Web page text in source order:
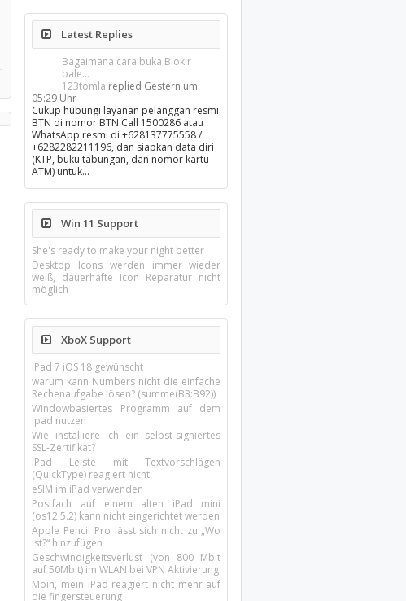
Latest Replies
Bagaimana cara buka Blokir
bale...
123tomla replied Gestern um
05:29 Uhr
Cukup hubungi layanan pelanggan resmi
BTN di nomor BTN Call 1500286 atau
WhatsApp resmi di +628137775558 /
+6282282211196, dan siapkan data diri
(KTP, buku tabungan, dan nomor kartu
ATM) untuk…
Win 11 Support
She's ready to make your night better
Desktop Icons werden immer wieder
weiß, dauerhafte Icon Reparatur nicht
möglich
XboX Support
iPad 7 iOS 18 gewünscht
warum kann Numbers nicht die einfache
Rechenaufgabe lösen? (summe(B3:B92))
Windowbasiertes Programm auf dem
Ipad nutzen
Wie installiere ich ein selbst-signiertes
SSL-Zertifikat?
iPad Leiste mit Textvorschlägen
(QuickType) reagiert nicht
eSIM im iPad verwenden
Postfach auf einem alten iPad mini
(os12.5.2) kann nicht eingerichtet werden
Apple Pencil Pro lässt sich nicht zu „Wo
ist?“ hinzufügen
Geschwindigkeitsverlust (von 800 Mbit
auf 50Mbit) im WLAN bei VPN Aktivierung
Moin, mein iPad reagiert nicht mehr auf
die fingersteuerung